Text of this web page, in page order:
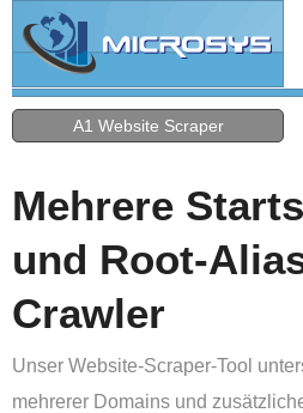
A1 Website Scraper
Mehrere
und Root-
Crawler
Unser Website-Scraper-Tool
mehrerer Domains und